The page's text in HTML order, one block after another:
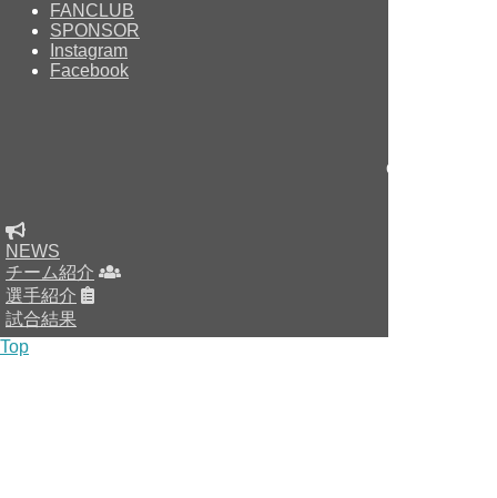
FANCLUB
SPONSOR
Instagram
Facebook
Copyright ©
NEWS
チーム紹介
選手紹介
試合結果
Top